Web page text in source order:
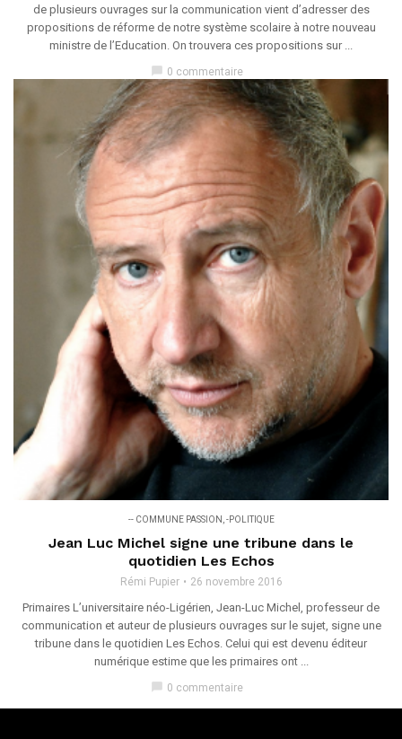
de plusieurs ouvrages sur la communication vient d’adresser des
propositions de réforme de notre système scolaire à notre nouveau
ministre de l’Education. On trouvera ces propositions sur ...
0 commentaire
-- COMMUNE PASSION -POLITIQUE
Jean Luc Michel signe une tribune dans le
quotidien Les Echos
Rémi Pupier 26 novembre 2016
Primaires L’universitaire néo-Ligérien, Jean-Luc Michel, professeur de
communication et auteur de plusieurs ouvrages sur le sujet, signe une
tribune dans le quotidien Les Echos. Celui qui est devenu éditeur
numérique estime que les primaires ont ...
chat_bubble 0 commentaire